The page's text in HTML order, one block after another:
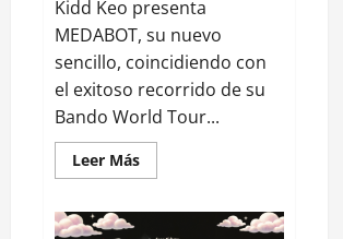
Kidd Keo presenta
MEDABOT, su nuevo
sencillo, coincidiendo con
el exitoso recorrido de su
Bando World Tour...
Leer Más